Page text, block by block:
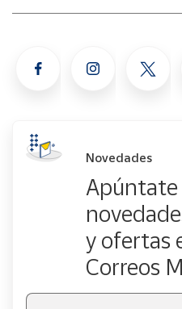
Novedades
Apúntate
y ofertas
Correos